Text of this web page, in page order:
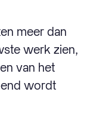
meer dan
werk zien,
van het
wordt